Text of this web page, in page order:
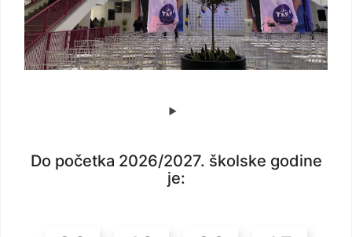
Do početka 2026/2027. školske godine
je: